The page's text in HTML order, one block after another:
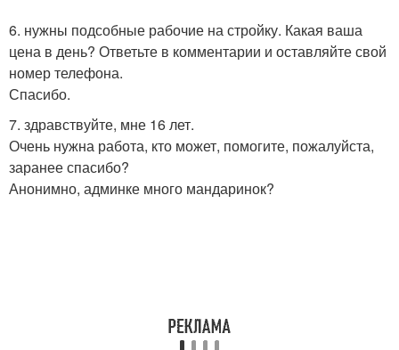
6. нужны подсобные рабочие на стройку. Какая ваша
цена в день? Ответьте в комментарии и оставляйте свой
номер телефона.
Спасибо.
7. здравствуйте, мне 16 лет.
Очень нужна работа, кто может, помогите, пожалуйста,
заранее спасибо?
Анонимно, админке много мандаринок?